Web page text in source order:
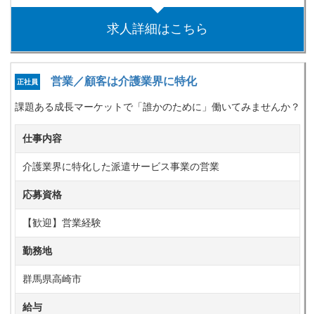
求人詳細はこちら
正社員 営業／顧客は介護業界に特化
課題ある成長マーケットで「誰かのために」働いてみませんか？
仕事内容
介護業界に特化した派遣サービス事業の営業
応募資格
【歓迎】営業経験
勤務地
群馬県高崎市
給与